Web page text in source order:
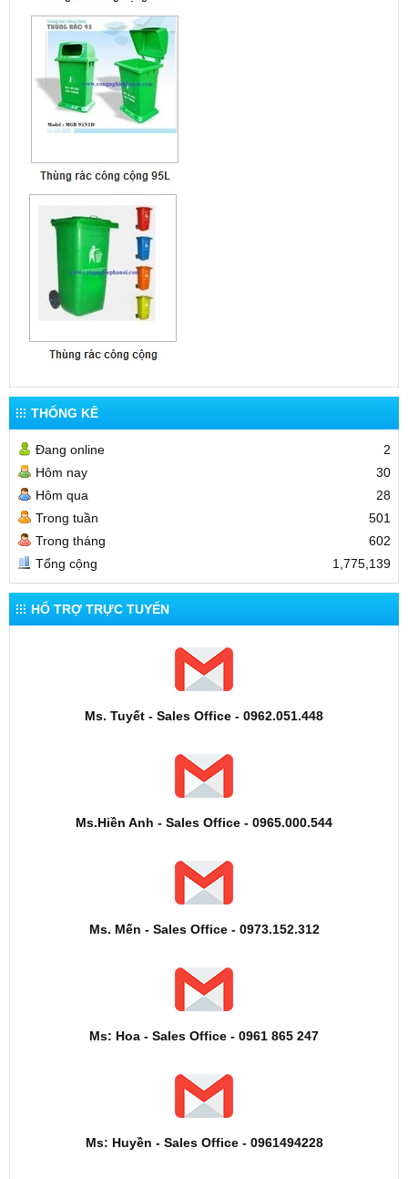
THỐNG KÊ
Đang online
2
Hôm nay
30
Hôm qua
28
Trong tuần
501
Trong tháng
602
Tổng cộng
1,775,139
HỔ TRỢ TRỰC TUYẾN
Ms. Tuyết - Sales Office - 0962.051.448
Ms.Hiền Anh - Sales Office - 0965.000.544
Ms. Mến - Sales Office - 0973.152.312
Ms: Hoa - Sales Office - 0961 865 247
Ms: Huyền - Sales Office - 0961494228